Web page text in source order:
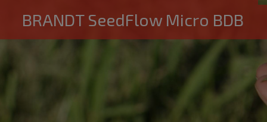
BRANDT SeedFlow Micro BDB